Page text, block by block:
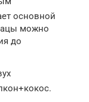
основной
можно
до